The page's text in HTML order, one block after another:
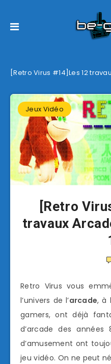
[Retro Virus #14]Les 12
Jeux Vidéo
[Retro
travaux
Retro Virus vous
l’univers de l’arcade, à
gamers, ont déjà
d’arcade des
d’amusement ont
jeu vidéo. On ne peut